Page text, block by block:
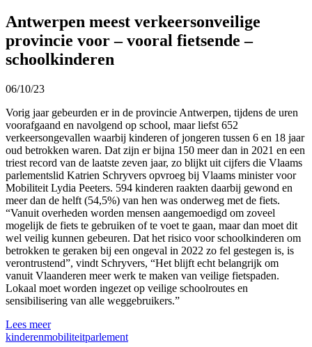
Antwerpen meest verkeersonveilige
provincie voor – vooral fietsende –
schoolkinderen
06/10/23
Vorig jaar gebeurden er in de provincie Antwerpen, tijdens de uren
voorafgaand en navolgend op school, maar liefst 652
verkeersongevallen waarbij kinderen of jongeren tussen 6 en 18 jaar
oud betrokken waren. Dat zijn er bijna 150 meer dan in 2021 en een
triest record van de laatste zeven jaar, zo blijkt uit cijfers die Vlaams
parlementslid Katrien Schryvers opvroeg bij Vlaams minister voor
Mobiliteit Lydia Peeters. 594 kinderen raakten daarbij gewond en
meer dan de helft (54,5%) van hen was onderweg met de fiets.
“Vanuit overheden worden mensen aangemoedigd om zoveel
mogelijk de fiets te gebruiken of te voet te gaan, maar dan moet dit
wel veilig kunnen gebeuren. Dat het risico voor schoolkinderen om
betrokken te geraken bij een ongeval in 2022 zo fel gestegen is, is
verontrustend”, vindt Schryvers, “Het blijft echt belangrijk om
vanuit Vlaanderen meer werk te maken van veilige fietspaden.
Lokaal moet worden ingezet op veilige schoolroutes en
sensibilisering van alle weggebruikers.”
Lees meer
kinderenmobiliteitparlement